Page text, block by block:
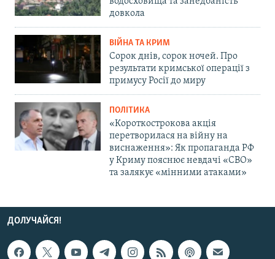
довкола
ВІЙНА ТА КРИМ
Сорок днів, сорок ночей. Про
результати кримської операції з
примусу Росії до миру
ПОЛІТИКА
«Короткострокова акція
перетворилася на війну на
виснаження»: Як пропаганда РФ
у Криму пояснює невдачі «СВО»
та залякує «мінними атаками»
ДОЛУЧАЙСЯ!